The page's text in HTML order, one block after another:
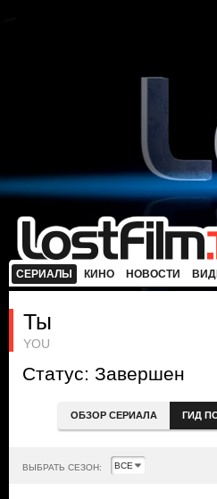
СЕРИАЛЫ КИНО НОВОСТИ
Ты
YOU
Статус: Завершен
ОБЗОР СЕРИАЛА ГИД
ВЫБРАТЬ СЕЗОН: